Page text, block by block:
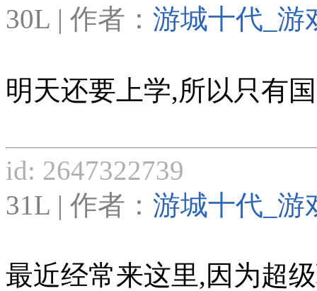
30L | 作者： 游城十代_游
明天还要上学,所以只有
id: 2647322739
31L | 作者： 游城十代_游
最近经常来这里,因为超